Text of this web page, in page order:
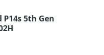
5th Gen